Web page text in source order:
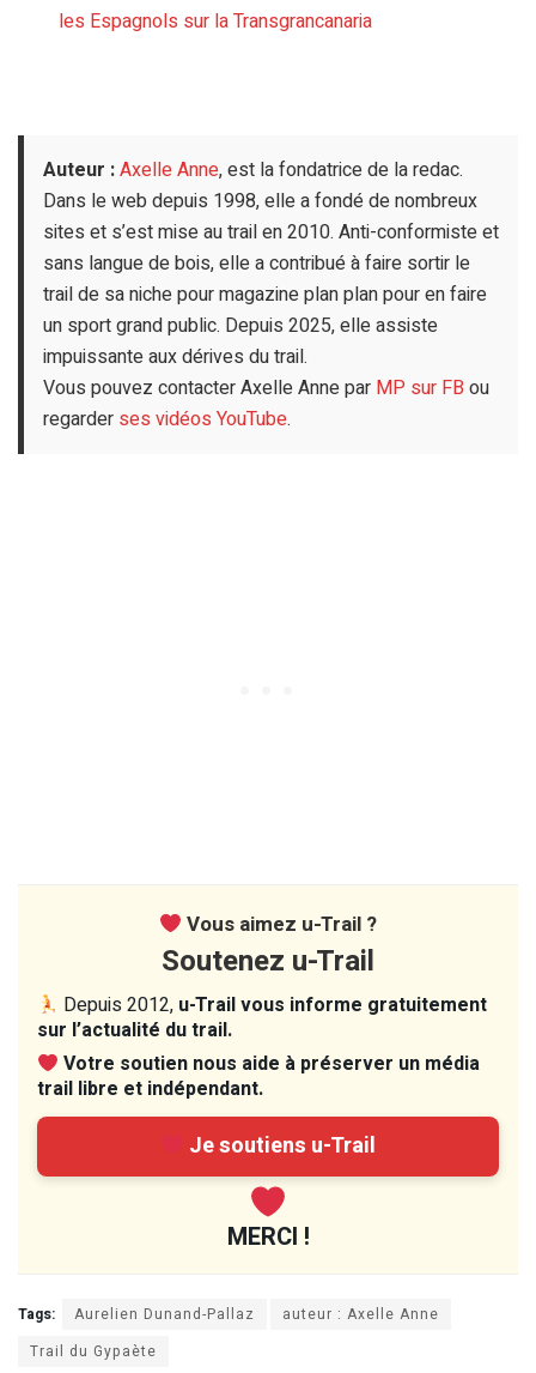
les Espagnols sur la Transgrancanaria
Auteur :Axelle Anne, est la fondatrice de la redac.
Dans le web depuis 1998, elle a fondé de nombreux
sites et s’est mise au trail en 2010. Anti-conformiste et
sans langue de bois, elle a contribué à faire sortir le
trail de sa niche pour magazine plan plan pour en faire
un sport grand public. Depuis 2025, elle assiste
impuissante aux dérives du trail.
Vous pouvez contacter Axelle Anne par MP sur FB ou
regarder ses vidéos YouTube.
Vous aimez u-Trail ?
Soutenez u-Trail
Depuis 2012, u-Trail vous informe gratuitement
sur l’actualité du trail.
Votre soutien nous aide à préserver un média
trail libre et indépendant.
Je soutiens u-Trail
MERCI !
Tags: Aurelien Dunand-Pallaz
auteur : Axelle Anne
Trail du Gypaète